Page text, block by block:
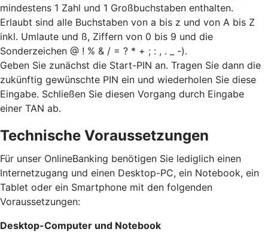
mindestens 1 Zahl und 1 Großbuchstaben enthalten.
Erlaubt sind alle Buchstaben von a bis z und von A bis Z
inkl. Umlaute und ß, Ziffern von 0 bis 9 und die
Sonderzeichen @ ! % & / = ? * + ; : , . _ -).
Geben Sie zunächst die Start-PIN an. Tragen Sie dann die
zukünftig gewünschte PIN ein und wiederholen Sie diese
Eingabe. Schließen Sie diesen Vorgang durch Eingabe
einer TAN ab.
Technische Voraussetzungen
Für unser OnlineBanking benötigen Sie lediglich einen
Internetzugang und einen Desktop-PC, ein Notebook, ein
Tablet oder ein Smartphone mit den folgenden
Voraussetzungen:
Desktop-Computer und Notebook